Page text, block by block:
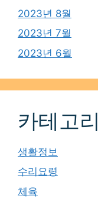
2023년 8월
2023년 7월
2023년 6월
카테고리
생활정보
수리요령
체육